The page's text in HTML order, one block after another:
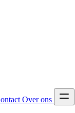
Over ons